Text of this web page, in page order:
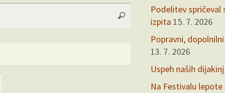
Search
Search
Podelitev spričeval
izpita 15. 7. 2026
Popravni,
13. 7. 2026
Uspeh naših
Na Festivalu